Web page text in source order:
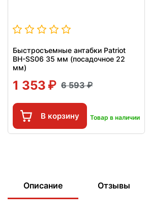
Быстросъемные антабки Patriot
BH-SS06 35 мм (посадочное 22
мм)
1 353 6 593
В корзину Товар в наличии
Описание Отзывы